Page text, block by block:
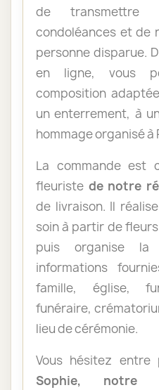
de transmettre
condoléances et de
personne disparue.
en ligne, vous
composition
un enterrement, à
hommage organisé à
La commande est
fleuriste de notre
de livraison. Il
soin à partir de
puis organise
informations
famille, église,
funéraire,
lieu de cérémonie.
Vous hésitez entre
Sophie, notre